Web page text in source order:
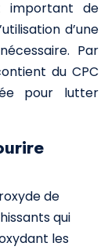
important de
d’une
Par
du CPC
pour lutter
de
qui
les